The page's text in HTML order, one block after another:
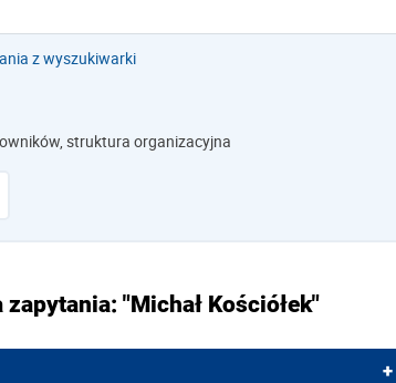
z wyszukiwarki
struktura organizacyjna
"Michał Kościółek"